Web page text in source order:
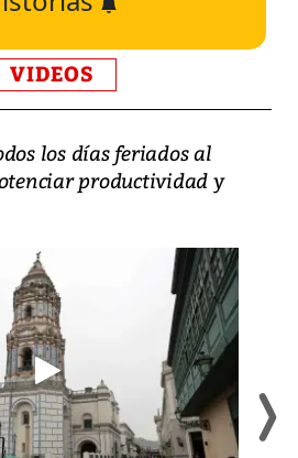
VIDEOS
los días feriados al
productividad y